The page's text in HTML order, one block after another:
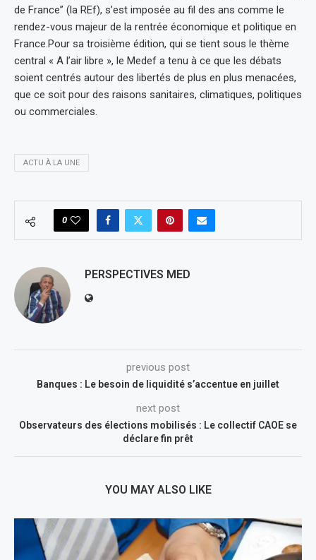
de France” (la REf), s’est imposée au fil des ans comme le
rendez-vous majeur de la rentrée économique et politique en
France.Pour sa troisième édition, qui se tient sous le thème
central « A l’air libre », le Medef a tenu à ce que les débats
soient centrés autour des libertés de plus en plus menacées,
que ce soit pour des raisons sanitaires, climatiques, politiques
ou commerciales.
ACTU À LA UNE
0
PERSPECTIVES MED
previous post
Banques : Le besoin de liquidité s’accentue en juillet
next post
Observateurs des élections mobilisés : Le collectif CAOE se
déclare fin prêt
YOU MAY ALSO LIKE